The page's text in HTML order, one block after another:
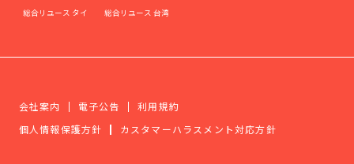
総合リユース タイ 総合リユース 台湾
会社案内 電子公告
利用規約
個人情報保護方針
カスタマーハラスメント対応方針